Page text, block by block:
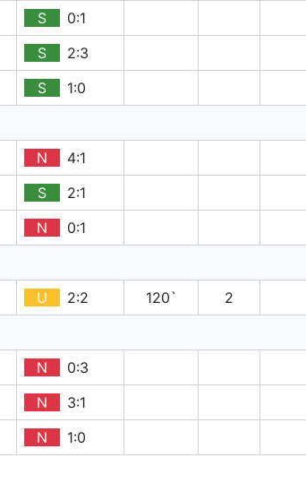
S
0:1
S
2:3
S
1:0
N
4:1
S
2:1
N
0:1
U 2:2 120`
2
N
0:3
N
3:1
N 1:0